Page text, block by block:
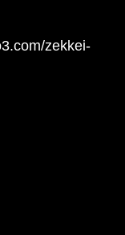
zekkei-